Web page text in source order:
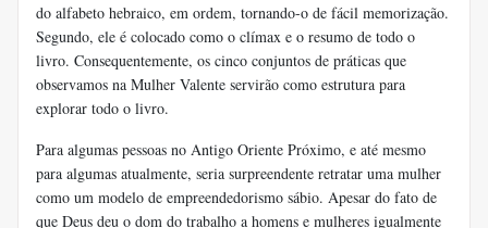
do alfabeto hebraico, em ordem, tornando-o de fácil memorização.
Segundo, ele é colocado como o clímax e o resumo de todo o
livro. Consequentemente, os cinco conjuntos de práticas que
observamos na Mulher Valente servirão como estrutura para
explorar todo o livro.
Para algumas pessoas no Antigo Oriente Próximo, e até mesmo
para algumas atualmente, seria surpreendente retratar uma mulher
como um modelo de empreendedorismo sábio. Apesar do fato de
que Deus deu o dom do trabalho a homens e mulheres igualmente